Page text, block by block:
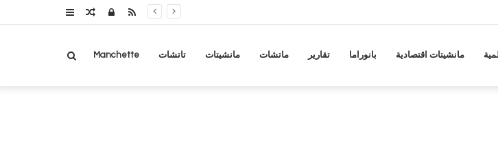
عمودمقالتسجيلRSS
مانشيتات اقتصادية بانوراما تقارير ماتشات مانشيتات تاتشات Manchette بحث